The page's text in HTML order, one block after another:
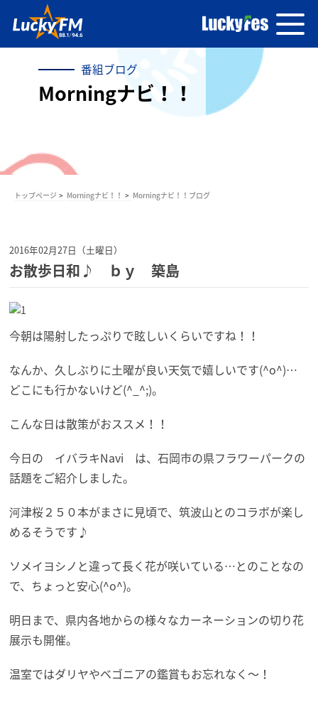
番組ブログ
Morningナビ！！
トップページ Morningナビ！！ Morningナビ！！ブログ
2016年02月27日（土曜日）
お散歩日和♪ ｂｙ 築島
今朝は陽射したっぷりで眩しいくらいですね！！
なんか、久しぶりに土曜が良い天気で嬉しいです(^o^)…
どこにも行かないけど(^_^;)。
こんな日は散策がおススメ！！
今日の イバラキNavi は、石岡市の県フラワーパークの
話題をご紹介しました。
河津桜２５０本がまさに見頃で、筑波山とのコラボが楽し
めるそうです♪
ソメイヨシノと違って長く花が咲いている…とのことなの
で、ちょっと安心(^o^)。
明日まで、県内各地からの様々なカーネーションの切り花
展示も開催。
温室ではダリヤやベゴニアの鑑賞もお忘れなく～！